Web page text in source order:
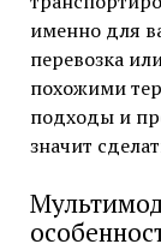
именно для
перевозка
похожими
подходы и
значит